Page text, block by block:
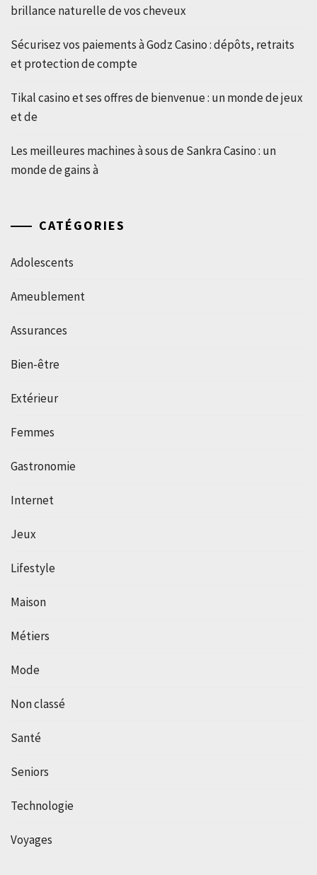
brillance naturelle de vos cheveux
Sécurisez vos paiements à Godz Casino : dépôts, retraits
et protection de compte
Tikal casino et ses offres de bienvenue : un monde de jeux
et de
Les meilleures machines à sous de Sankra Casino : un
monde de gains à
CATÉGORIES
Adolescents
Ameublement
Assurances
Bien-être
Extérieur
Femmes
Gastronomie
Internet
Jeux
Lifestyle
Maison
Métiers
Mode
Non classé
Santé
Seniors
Technologie
Voyages